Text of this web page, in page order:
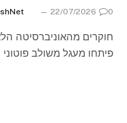
22/07/2026 0
חוקרים מהאוניברסיטה
פיתחו מעגל משולב